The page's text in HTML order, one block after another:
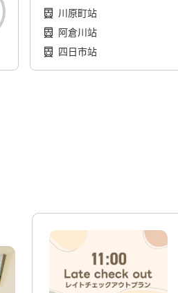
川原町站
阿倉川站
四日市站